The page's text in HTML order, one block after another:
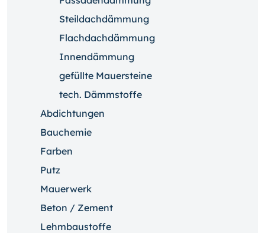
Steildachdämmung
Flachdachdämmung
Innendämmung
gefüllte Mauersteine
tech. Dämmstoffe
Abdichtungen
Bauchemie
Farben
Putz
Mauerwerk
Beton / Zement
Lehmbaustoffe